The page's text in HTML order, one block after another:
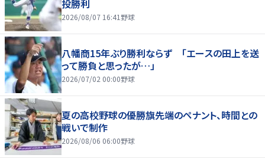
投勝利
2026/08/07 16:41 野球
八幡商15年ぶり勝利ならず 「エースの田上を送
って勝負と思ったが…」
2026/07/02 00:00野球
夏の高校野球の優勝旗先端のペナント、時間との
戦いで制作
2026/08/06 06:00野球